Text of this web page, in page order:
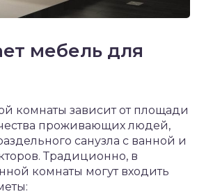
мебель для
комнаты зависит от площади
проживающих людей,
санузла с ванной и
Традиционно, в
комнаты могут входить